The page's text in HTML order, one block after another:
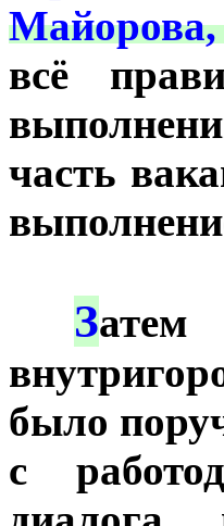
всё
часть
Затем
было
с